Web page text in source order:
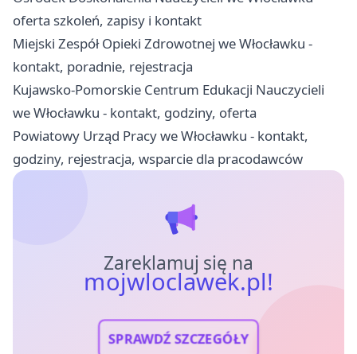
oferta szkoleń, zapisy i kontakt
Miejski Zespół Opieki Zdrowotnej we Włocławku -
kontakt, poradnie, rejestracja
Kujawsko-Pomorskie Centrum Edukacji Nauczycieli
we Włocławku - kontakt, godziny, oferta
Powiatowy Urząd Pracy we Włocławku - kontakt,
godziny, rejestracja, wsparcie dla pracodawców
Zareklamuj się na
mojwloclawek.pl!
SPRAWDŹ SZCZEGÓŁY